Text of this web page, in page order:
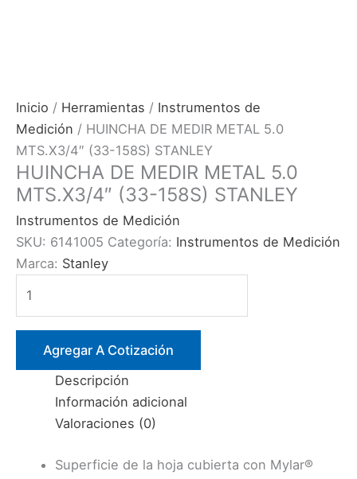
Inicio / Herramientas / Instrumentos de
Medición / HUINCHA DE MEDIR METAL 5.0
MTS.X3/4″ (33-158S) STANLEY
HUINCHA DE MEDIR METAL 5.0
MTS.X3/4″ (33-158S) STANLEY
Instrumentos de Medición
SKU: 6141005 Categoría: Instrumentos de Medición
Marca: Stanley
DE
MEDIR
METAL
5.0
MTS.X3/4″
Agregar A Cotización
Descripción
Información adicional
Valoraciones (0)
Superficie de la hoja cubierta con Mylar®